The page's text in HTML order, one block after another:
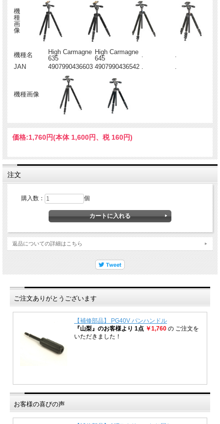
機
種
画
像
機種名
High Carmagne
635
High Carmagne
645
JAN
4907990436603 4907990436542
機種画像
価格:1,760円(本体 1,600円、税 160円)
注文
購入数： 個
返品についての詳細はこちら
ご注文ありがとうございます
お客様の喜びの声